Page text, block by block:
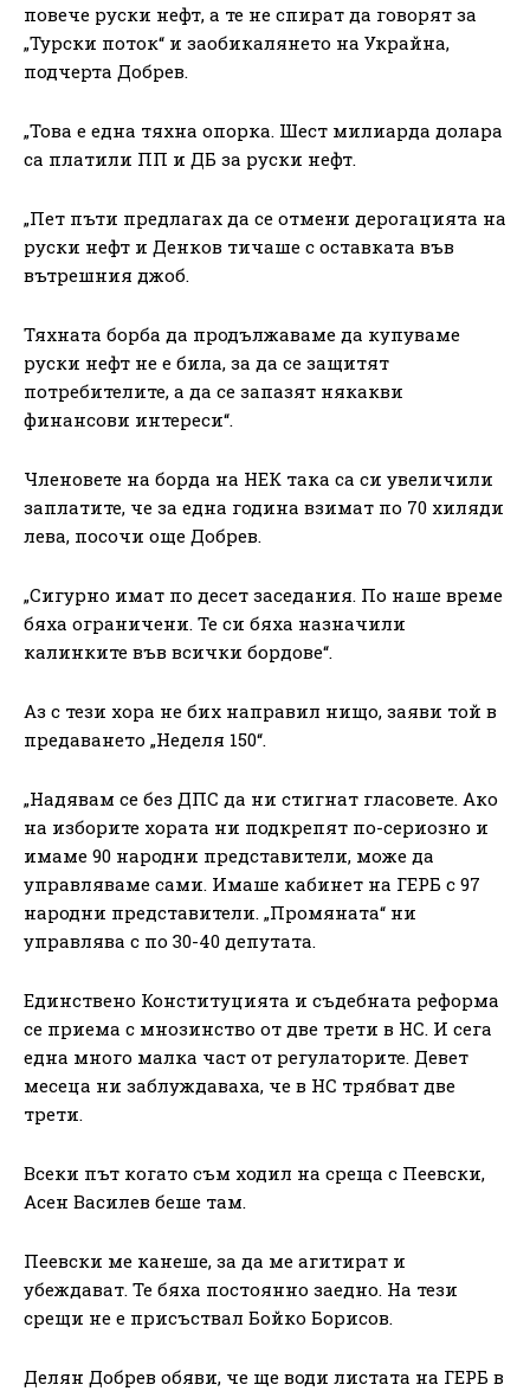
повече руски нефт, а те не спират да говорят за
„Турски поток“ и заобикалянето на Украйна,
подчерта Добрев.
„Това е една тяхна опорка. Шест милиарда долара
са платили ПП и ДБ за руски нефт.
„Пет пъти предлагах да се отмени дерогацията на
руски нефт и Денков тичаше с оставката във
вътрешния джоб.
Тяхната борба да продължаваме да купуваме
руски нефт не е била, за да се защитят
потребителите, а да се запазят някакви
финансови интереси“.
Членовете на борда на НЕК така са си увеличили
заплатите, че за една година взимат по 70 хиляди
лева, посочи още Добрев.
„Сигурно имат по десет заседания. По наше време
бяха ограничени. Те си бяха назначили
калинките във всички бордове“.
Аз с тези хора не бих направил нищо, заяви той в
предаването „Неделя 150“.
„Надявам се без ДПС да ни стигнат гласовете. Ако
на изборите хората ни подкрепят по-сериозно и
имаме 90 народни представители, може да
управляваме сами. Имаше кабинет на ГЕРБ с 97
народни представители. „Промяната“ ни
управлява с по 30-40 депутата.
Единствено Конституцията и съдебната реформа
се приема с мнозинство от две трети в НС. И сега
една много малка част от регулаторите. Девет
месеца ни заблуждаваха, че в НС трябват две
трети.
Всеки път когато съм ходил на среща с Пеевски,
Асен Василев беше там.
Пеевски ме канеше, за да ме агитират и
убеждават. Те бяха постоянно заедно. На тези
срещи не е присъствал Бойко Борисов.
Делян Добрев обяви, че ще води листата на ГЕРБ в